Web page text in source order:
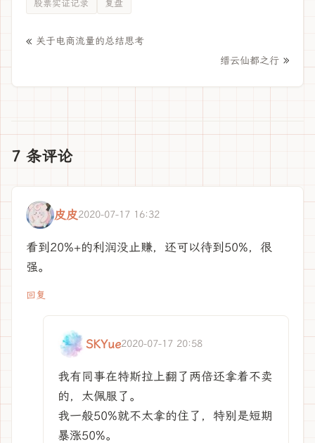
股票实证记录 复盘
« 关于电商流量的总结思考
缙云仙都之行 »
7 条评论
皮皮2020-07-17 16:32
看到20%+的利润没止赚，还可以待到50%，很
强。
回复
SKYue2020-07-17 20:58
我有同事在特斯拉上翻了两倍还拿着不卖
的，太佩服了。
我一般50%就不太拿的住了，特别是短期
暴涨50%。